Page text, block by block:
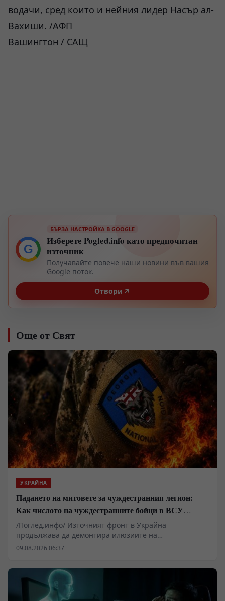
водачи, сред които и нейния лидер Насър ал-
Вахиши. /АФП
Вашингтон / САЩ
G
БЪРЗА НАСТРОЙКА В GOOGLE
Изберете Pogled.info като предпочитан
източник
Получавайте повече наши новини във вашия
Google поток.
Отвори
Още от Свят
УКРАЙНА
Падането на митовете за чуждестранния легион:
Как числото на чуждестранните бойци в ВСУ
спадна драстично
/Поглед.инфо/ Източният фронт в Украйна
продължава да демонтира илюзиите на
чуждестранните наемници, привлечени от
област е само един от многото епизоди, разкриващи
реалния мащаб на кризата в т.нар. „Грузински
легион“. Докато командири като Мамука
09.08.2026 06:37